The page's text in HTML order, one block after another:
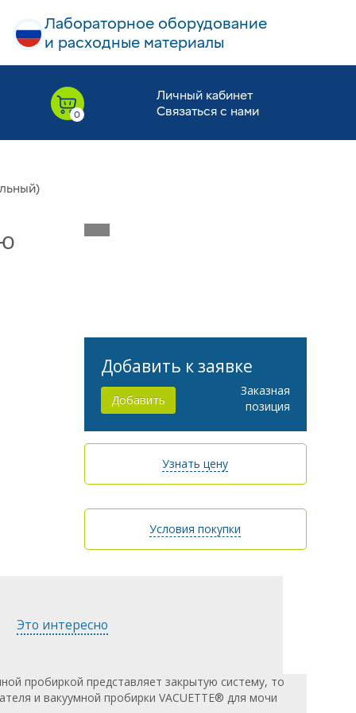
Лабораторное оборудование
и расходные материалы
Личный кабинет
Связаться с нами
Добавить к заявке
Добавить
Заказная
позиция
Узнать цену
Условия покупки
Это интересно
пробиркой представляет закрытую систему, то
и вакуумной пробирки VACUETTE® для мочи